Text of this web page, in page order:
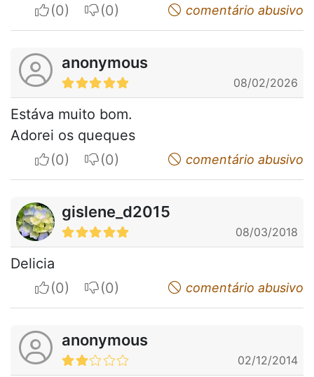
I apreciateI do not appreciatecomentário abusivo
anonymous
08/02/2026
Estáva muito bom.
Adorei os queques
I apreciateI do not appreciatecomentário abusivo
gislene_d2015
08/03/2018
Delicia
I apreciateI do not appreciatecomentário abusivo
anonymous
02/12/2014